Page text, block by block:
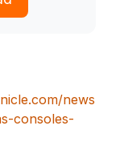
news
consoles-